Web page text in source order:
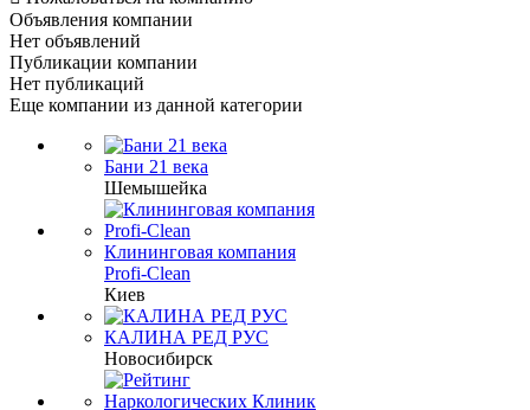
Объявления компании
Нет объявлений
Публикации компании
Нет публикаций
Еще компании из данной категории
Бани 21 века
Шемышейка
Клининговая компания
Profi-Clean
Киев
КАЛИНА РЕД РУС
Новосибирск